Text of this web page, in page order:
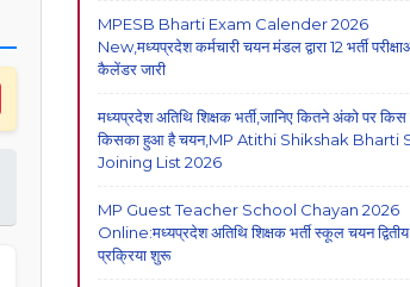
MPESB Bharti Exam Calender 2026
New,मध्यप्रदेश कर्मचारी चयन मंडल द्वारा 12 भर्ती
कैलेंडर जारी
मध्यप्रदेश अतिथि शिक्षक भर्ती,जानिए कितने अंको पर
किसका हुआ है चयन,MP Atithi Shikshak Bharti
Joining List 2026
MP Guest Teacher School Chayan 2026
Online:मध्यप्रदेश अतिथि शिक्षक भर्ती स्कूल चयन
प्रक्रिया शुरू